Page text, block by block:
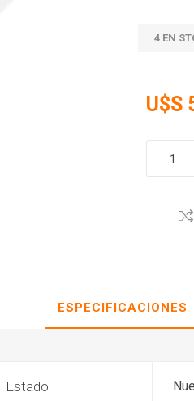
4 EN
U$S
ESPECIFICACIONES
Estado